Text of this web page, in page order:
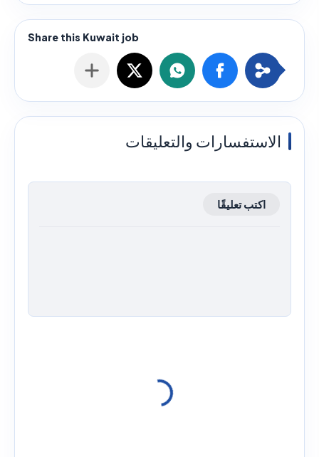
الاستفسارات والتعليقات
اكتب تعليقًا